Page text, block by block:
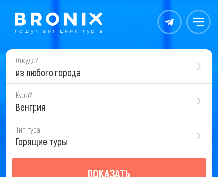
Контакты Меню
Откуда?
из любого города
Куда?
Венгрия
Тип тура
Горящие туры
ПОКАЗАТЬ